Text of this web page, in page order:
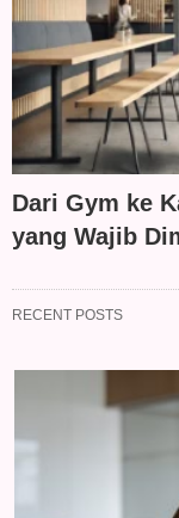
Dari Gym ke
yang Wajib
RECENT POSTS